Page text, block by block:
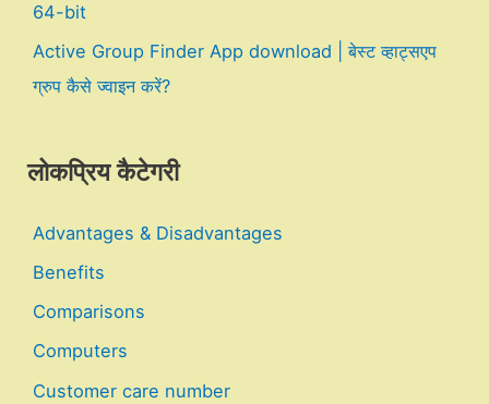
64-bit
Active Group Finder App download | बेस्ट व्हाट्सएप
ग्रुप कैसे ज्वाइन करें?
लोकप्रिय कैटेगरी
Advantages & Disadvantages
Benefits
Comparisons
Computers
Customer care number